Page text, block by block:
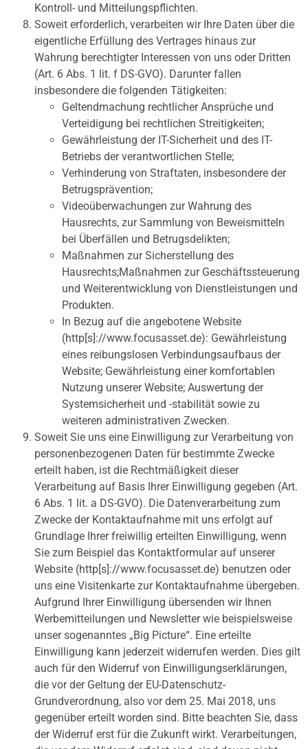
Kontroll- und Mitteilungspflichten.
Soweit erforderlich, verarbeiten wir Ihre Daten über die
eigentliche Erfüllung des Vertrages hinaus zur
Wahrung berechtigter Interessen von uns oder Dritten
(Art. 6 Abs. 1 lit. f DS-GVO). Darunter fallen
insbesondere die folgenden Tätigkeiten:
Geltendmachung rechtlicher Ansprüche und
Verteidigung bei rechtlichen Streitigkeiten;
Gewährleistung der IT-Sicherheit und des IT-
Betriebs der verantwortlichen Stelle;
Verhinderung von Straftaten, insbesondere der
Betrugsprävention;
Videoüberwachungen zur Wahrung des
Hausrechts, zur Sammlung von Beweismitteln
bei Überfällen und Betrugsdelikten;
Maßnahmen zur Sicherstellung des
Hausrechts;Maßnahmen zur Geschäftssteuerung
und Weiterentwicklung von Dienstleistungen und
Produkten.
In Bezug auf die angebotene Website
(http[s]://www.focusasset.de): Gewährleistung
eines reibungslosen Verbindungsaufbaus der
Website; Gewährleistung einer komfortablen
Nutzung unserer Website; Auswertung der
Systemsicherheit und -stabilität sowie zu
weiteren administrativen Zwecken.
Soweit Sie uns eine Einwilligung zur Verarbeitung von
personenbezogenen Daten für bestimmte Zwecke
erteilt haben, ist die Rechtmäßigkeit dieser
Verarbeitung auf Basis Ihrer Einwilligung gegeben (Art.
6 Abs. 1 lit. a DS-GVO). Die Datenverarbeitung zum
Zwecke der Kontaktaufnahme mit uns erfolgt auf
Grundlage Ihrer freiwillig erteilten Einwilligung, wenn
Sie zum Beispiel das Kontaktformular auf unserer
Website (http[s]://www.focusasset.de) benutzen oder
uns eine Visitenkarte zur Kontaktaufnahme übergeben.
Aufgrund Ihrer Einwilligung übersenden wir Ihnen
Werbemitteilungen und Newsletter wie beispielsweise
unser sogenanntes „Big Picture“. Eine erteilte
Einwilligung kann jederzeit widerrufen werden. Dies gilt
auch für den Widerruf von Einwilligungserklärungen,
die vor der Geltung der EU-Datenschutz-
Grundverordnung, also vor dem 25. Mai 2018, uns
gegenüber erteilt worden sind. Bitte beachten Sie, dass
der Widerruf erst für die Zukunft wirkt. Verarbeitungen,